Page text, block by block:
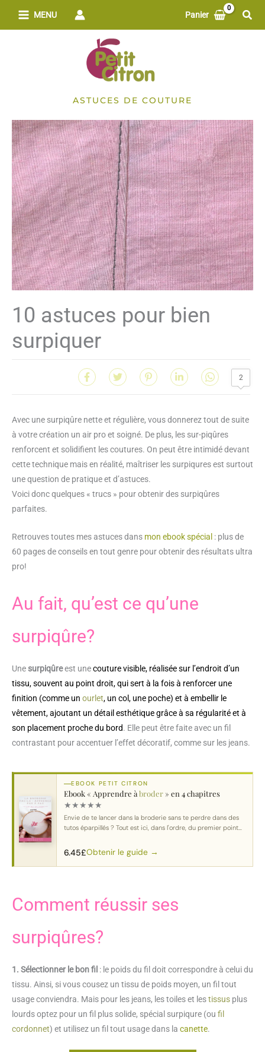
MENU Panier
ASTUCES DE COUTURE
10 astuces pour bien
surpiquer
2
Avec une surpiqûre nette et régulière, vous donnerez tout de suite
à votre création un air pro et soigné. De plus, les sur-piqûres
renforcent et solidifient les coutures. On peut être intimidé devant
cette technique mais en réalité, maîtriser les surpiqures est surtout
une question de pratique et d’astuces.
Voici donc quelques « trucs » pour obtenir des surpiqûres
parfaites.
Retrouves toutes mes astuces dans mon ebook spécial : plus de
60 pages de conseils en tout genre pour obtenir des résultats ultra
pro!
Au fait, qu’est ce qu’une
surpiqûre?
Unesurpiqûreest unecouture visible, réalisée sur l’endroit d’un
tissu, souvent au point droit, qui sert à la fois à renforcer une
finition (comme un ourlet, un col, une poche) et à embellir le
vêtement, ajoutant un détail esthétique grâce à sa régularité et à
son placement proche du bord. Elle peut être faite avec un fil
contrastant pour accentuer l’effet décoratif, comme sur les jeans.
EBOOK PETIT CITRON
Ebook « Apprendre àbroder» en 4 chapitres
★★★★★
Envie de te lancer dans la broderie sans te perdre dans des
tutos éparpillés ? Tout est ici, dans l'ordre, du premier point
6.45£Obtenir le guide →
Comment réussir ses
surpiqûres?
1. Sélectionner le bon fil : le poids du fil doit correspondre à celui du
tissu. Ainsi, si vous cousez un tissu de poids moyen, un fil tout
usage conviendra. Mais pour les jeans, les toiles et lestissus plus
lourds optez pour un fil plus solide, spécial surpiqure (ou fil
cordonnet) et utilisez un fil tout usage dans la canette.